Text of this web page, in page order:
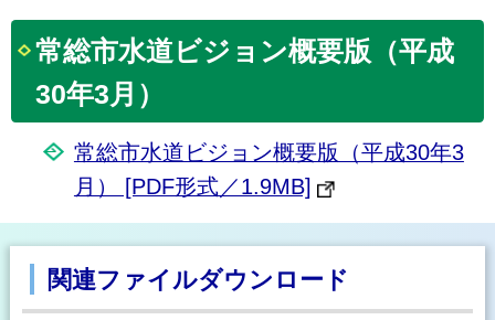
常総市水道ビジョン概要版（平成
30年3月）
常総市水道ビジョン概要版（平成30年3
月） [PDF形式／1.9MB]
関連ファイルダウンロード